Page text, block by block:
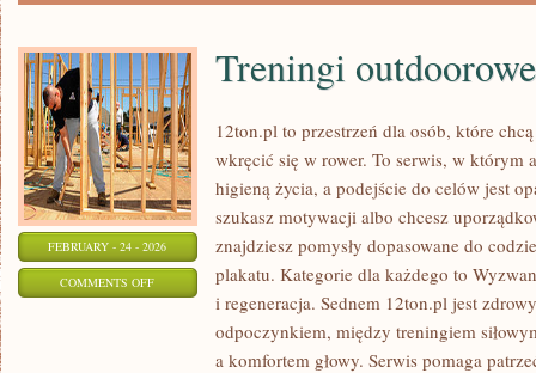
FEBRUARY - 24 - 2026
COMMENTS OFFON
OUTDOOROWE
Treningi outdoorowe
12ton.pl to przestrzeń dla osób, które
wkręcić się w rower. To serwis, w którym
higieną życia, a podejście do celów jest
szukasz motywacji albo chcesz
znajdziesz pomysły dopasowane do
plakatu. Kategorie dla każdego to
i regeneracja. Sednem 12ton.pl jest
odpoczynkiem, między treningiem
a komfortem głowy. Serwis pomaga